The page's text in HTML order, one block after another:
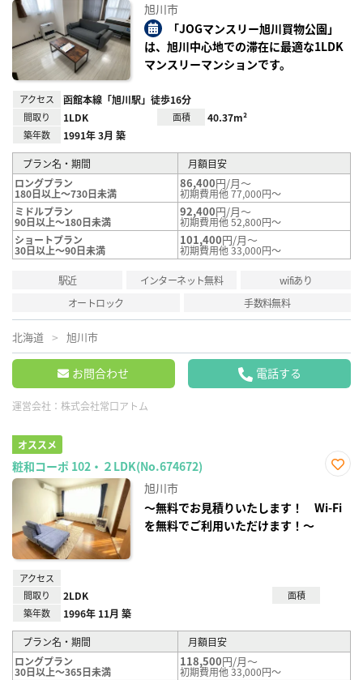
り登
録
旭川市
「JOGマンスリー旭川買物公園」
は、旭川中心地での滞在に最適な1LDK
マンスリーマンションです。
アクセス 函館本線「旭川駅」徒歩16分
間取り 1LDK 面積 40.37m²
築年数 1991年 3月 築
プラン名・期間
月額目安
ロングプラン
180日以上～730日未満
86,400円/月～
初期費用他 77,000円～
ミドルプラン
90日以上～180日未満
92,400円/月～
初期費用他 52,800円～
ショートプラン
30日以上～90日未満
101,400円/月～
初期費用他 33,000円～
駅近 インターネット無料
wifiあり
オートロック
手数料無料
北海道 旭川市
お問合わせ 電話する
運営会社： 株式会社常口アトム
オススメ
粧和コーポ 102・２LDK(No.674672)
り登
録
旭川市
～無料でお見積りいたします！ Wi-Fi
を無料でご利用いただけます！～
アクセス
間取り
2LDK
面積
築年数
1996年 11月 築
プラン名・期間
月額目安
ロングプラン
30日以上～365日未満
118,500円/月～
初期費用他 33,000円～